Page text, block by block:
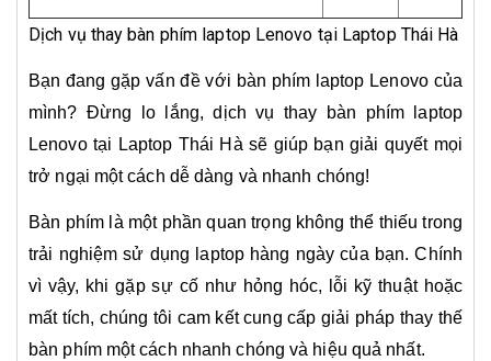
Dịch vụ thay bàn phím laptop Lenovo tại Laptop Thái Hà
Bạn đang gặp vấn đề với bàn phím laptop Lenovo của
mình? Đừng lo lắng, dịch vụ thay bàn phím laptop
Lenovo tại Laptop Thái Hà sẽ giúp bạn giải quyết mọi
trở ngại một cách dễ dàng và nhanh chóng!
Bàn phím là một phần quan trọng không thể thiếu trong
trải nghiệm sử dụng laptop hàng ngày của bạn. Chính
vì vậy, khi gặp sự cố như hỏng hóc, lỗi kỹ thuật hoặc
mất tích, chúng tôi cam kết cung cấp giải pháp thay thế
bàn phím một cách nhanh chóng và hiệu quả nhất.